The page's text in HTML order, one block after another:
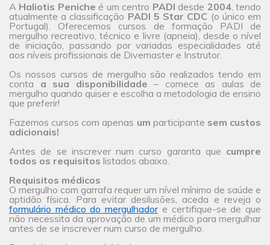
A Haliotis Peniche é um centro PADI desde 2004, tendo
atualmente a classificação PADI 5 Star CDC (o único em
Portugal). Oferecemos cursos de formação PADI de
mergulho recreativo, técnico e livre (apneia), desde o nível
de iniciação, passando por variadas especialidades até
aos níveis profissionais de Divemaster e Instrutor.
Os nossos cursos de mergulho são realizados tendo em
conta a sua disponibilidade – comece as aulas de
mergulho quando quiser e escolha a metodologia de ensino
que preferir!
Fazemos cursos com apenas um participante sem custos
adicionais!
Antes de se inscrever num curso garanta que cumpre
todos os requisitos listados abaixo.
Requisitos médicos
O mergulho com garrafa requer um nível mínimo de saúde e
aptidão física. Para evitar desilusões, aceda e reveja o
formulário médico do mergulhadore certifique-se de que
não necessita da aprovação de um médico para mergulhar
antes de se inscrever num curso de mergulho.